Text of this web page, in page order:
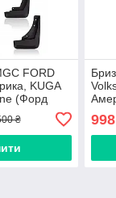
FORD
KUGA
(Форд
2019-2025 р.
шт 5721248,
₴ 998